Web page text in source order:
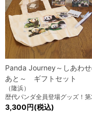
Panda Journey～しあわせ
あと～ ギフトセット
（隆浜）
歴代パンダ全員登場グッズ！
3,300円(税込)